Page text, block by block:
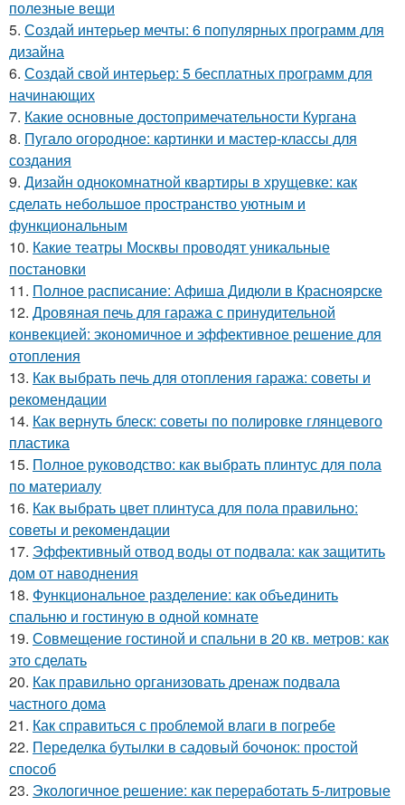
полезные вещи
5. Создай интерьер мечты: 6 популярных программ для
дизайна
6. Создай свой интерьер: 5 бесплатных программ для
начинающих
7. Какие основные достопримечательности Кургана
8. Пугало огородное: картинки и мастер-классы для
создания
9. Дизайн однокомнатной квартиры в хрущевке: как
сделать небольшое пространство уютным и
функциональным
10. Какие театры Москвы проводят уникальные
постановки
11. Полное расписание: Афиша Дидюли в Красноярске
12. Дровяная печь для гаража с принудительной
конвекцией: экономичное и эффективное решение для
отопления
13. Как выбрать печь для отопления гаража: советы и
рекомендации
14. Как вернуть блеск: советы по полировке глянцевого
пластика
15. Полное руководство: как выбрать плинтус для пола
по материалу
16. Как выбрать цвет плинтуса для пола правильно:
советы и рекомендации
17. Эффективный отвод воды от подвала: как защитить
дом от наводнения
18. Функциональное разделение: как объединить
спальню и гостиную в одной комнате
19. Совмещение гостиной и спальни в 20 кв. метров: как
это сделать
20. Как правильно организовать дренаж подвала
частного дома
21. Как справиться с проблемой влаги в погребе
22. Переделка бутылки в садовый бочонок: простой
способ
23. Экологичное решение: как переработать 5-литровые